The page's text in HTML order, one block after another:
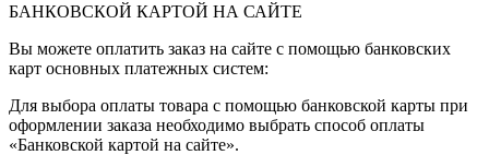
БАНКОВСКОЙ КАРТОЙ НА САЙТЕ
Вы можете оплатить заказ на сайте с помощью банковских
карт основных платежных систем:
Для выбора оплаты товара с помощью банковской карты при
оформлении заказа необходимо выбрать способ оплаты
«Банковской картой на сайте».